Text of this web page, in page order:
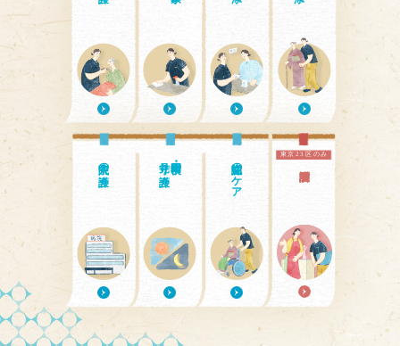
入院中の介護 日中・夜間の
見守り介護 認知症のケア
東京23区のみ